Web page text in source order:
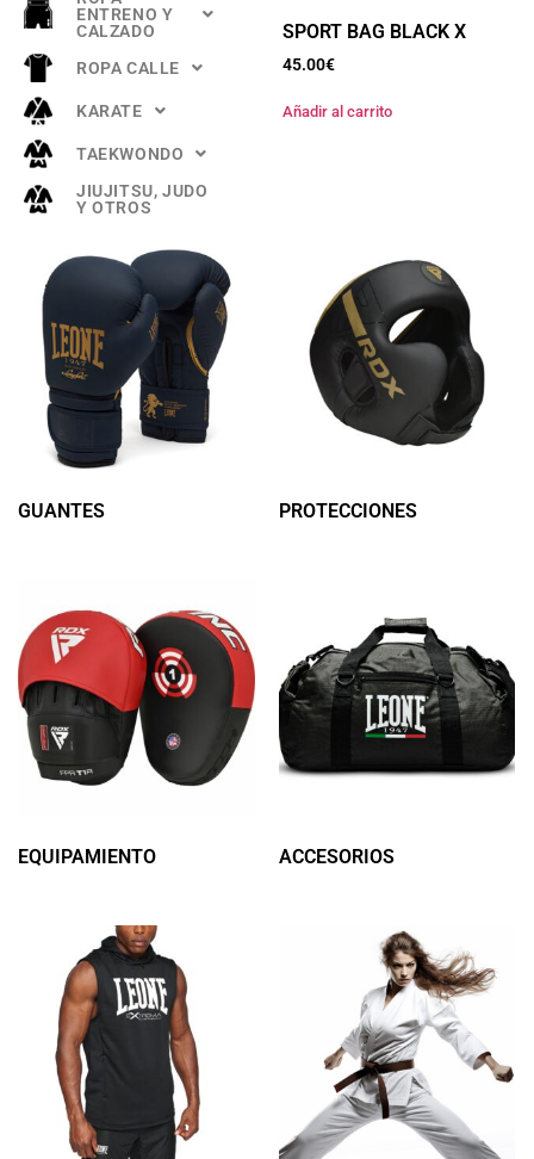
ENTRENO Y
CALZADO
ROPA CALLE
KARATE
TAEKWONDO
JIUJITSU, JUDO
Y OTROS
SPORT BAG BLACK X
45.00€
Añadir al carrito
GUANTES PROTECCIONES
EQUIPAMIENTO ACCESORIOS